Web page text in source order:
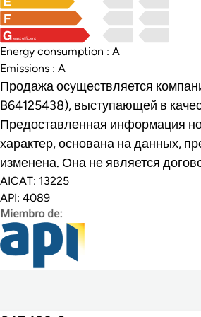
least efficient
Energy consumption : A
Emissions : A
Продажа осуществляется
B64125438), выступающей в
Предоставленная информация
характер, основана на данных,
изменена. Она не является
AICAT: 13225
API: 4089